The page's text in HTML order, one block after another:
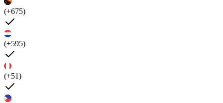
(+675)
(+595)
(+51)